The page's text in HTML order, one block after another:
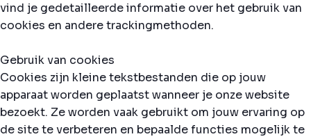
vind je gedetailleerde informatie over het gebruik van
cookies en andere trackingmethoden.
Gebruik van cookies
Cookies zijn kleine tekstbestanden die op jouw
apparaat worden geplaatst wanneer je onze website
bezoekt. Ze worden vaak gebruikt om jouw ervaring op
de site te verbeteren en bepaalde functies mogelijk te